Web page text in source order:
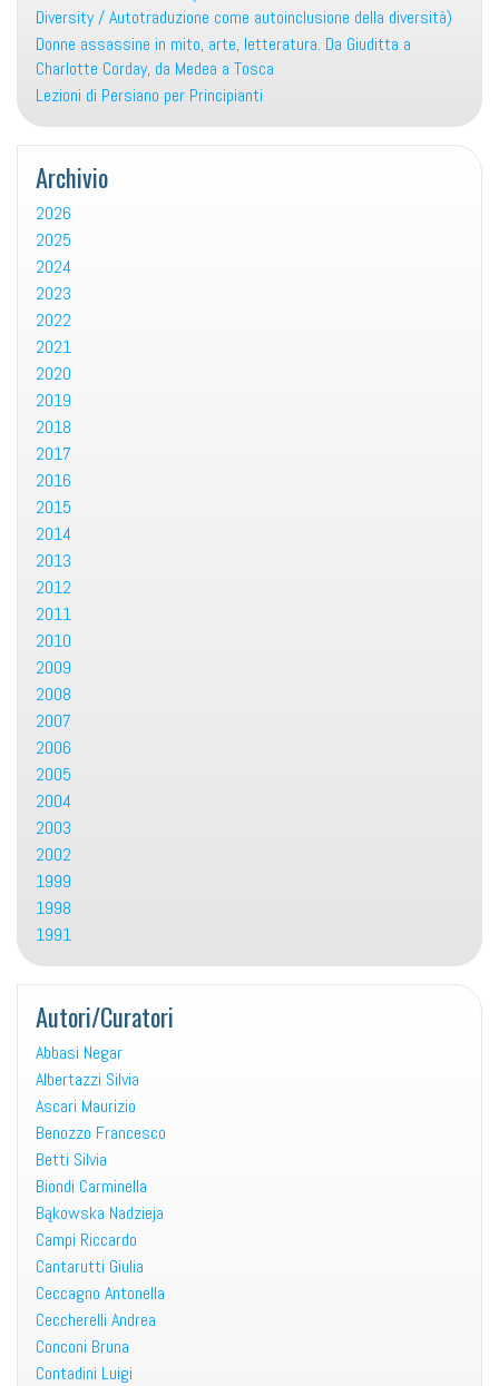
Diversity / Autotraduzione come autoinclusione della diversità)
Donne assassine in mito, arte, letteratura. Da Giuditta a
Charlotte Corday, da Medea a Tosca
Lezioni di Persiano per Principianti
Archivio
2026
2025
2024
2023
2022
2021
2020
2019
2018
2017
2016
2015
2014
2013
2012
2011
2010
2009
2008
2007
2006
2005
2004
2003
2002
1999
1998
1991
Autori/Curatori
Abbasi Negar
Albertazzi Silvia
Ascari Maurizio
Benozzo Francesco
Betti Silvia
Biondi Carminella
Bąkowska Nadzieja
Campi Riccardo
Cantarutti Giulia
Ceccagno Antonella
Ceccherelli Andrea
Conconi Bruna
Contadini Luigi